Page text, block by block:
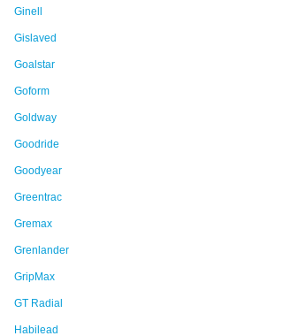
Ginell
Gislaved
Goalstar
Goform
Goldway
Goodride
Goodyear
Greentrac
Gremax
Grenlander
GripMax
GT Radial
Habilead